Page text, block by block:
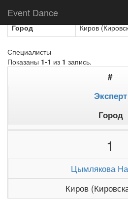
Event Dance
Название
Город
Киров
Специалисты
Показаны 1-1 из 1 запись.
#
Эксперт
Город
1
Цымлякова
Киров